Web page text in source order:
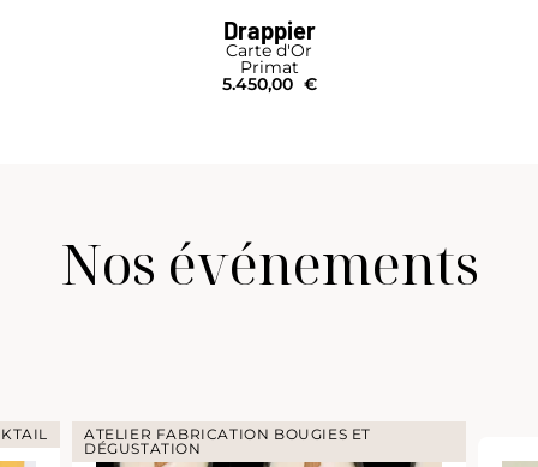
Drappier
Carte d'Or
Primat
5.450,00 €
Nos événements
ATELIER FABRICATION BOUGIES ET
DÉGUSTATION